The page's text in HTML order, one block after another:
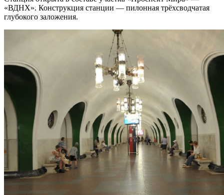
«ВДНХ». Конструкция станции — пилонная трёхсводчатая
глубокого заложения.